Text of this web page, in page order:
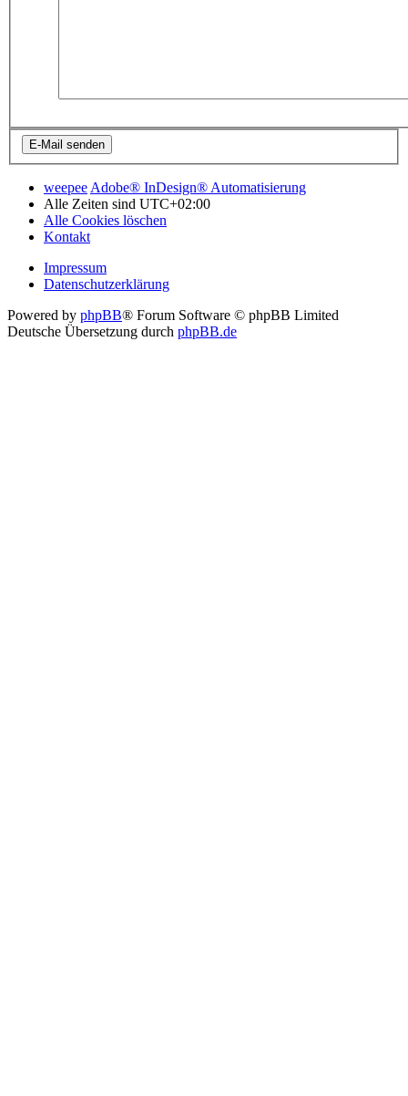
weepeeAdobe® InDesign® Automatisierung
Alle Zeiten sind UTC+02:00
Alle Cookies löschen
Kontakt
Impressum
Datenschutzerklärung
Powered by phpBB® Forum Software © phpBB Limited
Deutsche Übersetzung durch phpBB.de